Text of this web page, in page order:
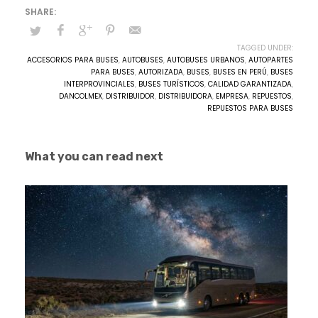
TAGGED UNDER:
ACCESORIOS PARA BUSES, AUTOBUSES, AUTOBUSES URBANOS, AUTOPARTES
PARA BUSES, AUTORIZADA, BUSES, BUSES EN PERÚ, BUSES
INTERPROVINCIALES, BUSES TURÍSTICOS, CALIDAD GARANTIZADA,
DANCOLMEX, DISTRIBUIDOR, DISTRIBUIDORA, EMPRESA, REPUESTOS,
REPUESTOS PARA BUSES
What you can read next